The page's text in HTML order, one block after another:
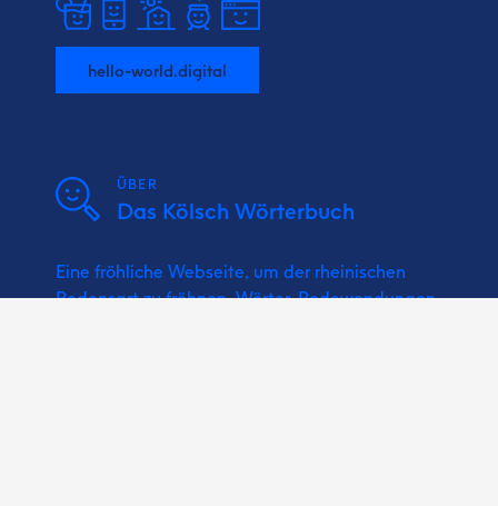
hello-world.digital
ÜBER
Das Kölsch Wörterbuch
Eine fröhliche Webseite, um der rheinischen
Redensart zu fröhnen. Wörter, Redewendungen,